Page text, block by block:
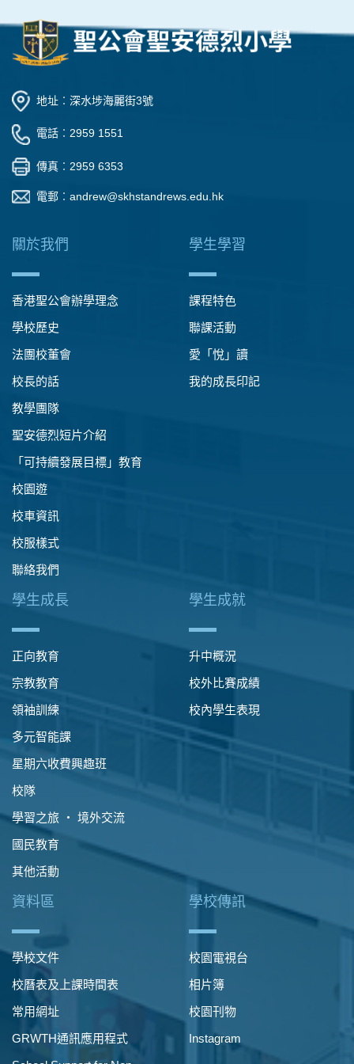
地址︰深水埗海麗街3號
電話︰2959 1551
傳真︰2959 6353
電郵︰ andrew@skhstandrews.edu.hk
關於我們
香港聖公會辦學理念
學校歷史
法團校董會
校長的話
教學團隊
聖安德烈短片介紹
「可持續發展目標」教育
校園遊
校車資訊
校服樣式
聯絡我們
學生學習
課程特色
聯課活動
愛「悅」讀
我的成長印記
學生成長
正向教育
宗教教育
領袖訓練
多元智能課
星期六收費興趣班
校隊
學習之旅 ‧ 境外交流
國民教育
其他活動
學生成就
升中概況
校外比賽成績
校內學生表現
資料區
學校文件
校曆表及上課時間表
常用網址
GRWTH通訊應用程式
學校傳訊
校園電視台
相片簿
校園刊物
Instagram